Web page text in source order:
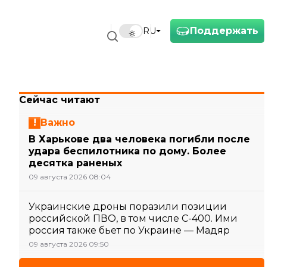
Поддержать
RU
Сейчас читают
Важно
В Харькове два человека погибли после
удара беспилотника по дому. Более
десятка раненых
09 августа 2026 08:04
Украинские дроны поразили позиции
российской ПВО, в том числе С-400. Ими
россия также бьет по Украине — Мадяр
09 августа 2026 09:50